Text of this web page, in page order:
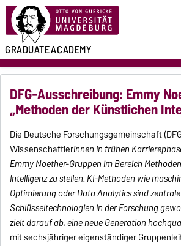
GRADUATEACADEMY
DFG-Ausschreibung: Emmy
„Methoden der Künstlichen
Die Deutsche Forschungsgemeinschaft
Wissenschaftlerinnen in frühen
Emmy Noether-Gruppen im Bereich
Intelligenz zu stellen. KI-Methoden wie
Optimierung oder Data Analytics sind zentrale
Schlüsseltechnologien in der Forschung
zielt darauf ab, eine neue Generation
mit sechsjähriger eigenständiger